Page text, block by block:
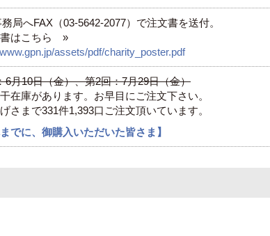
局へFAX（03-5642-2077）で注文書を送付。
はこちら »
assets/pdf/charity_poster.pdf
6月10日（金）、第2回：7月29日（金）
在庫があります。お早目にご注文下さい。
さまで331件1,393口ご注文頂いています。
までに、御購入いただいた皆さま】